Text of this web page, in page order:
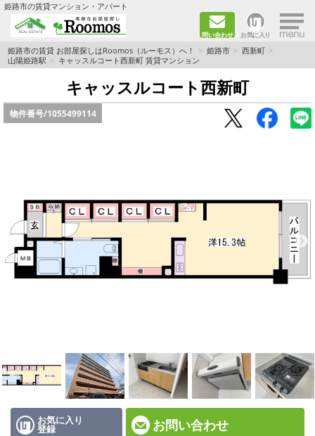
姫路市の賃貸マンション・アパート
問い合わせ お気に入り ×
TOPページ
ファミリー向けの部屋を探す
一人暮らし向けの部屋を探す
敷金礼金0円の部屋を探す
都市ガス&オール電化の部屋を探す
☆インターネット無料物件☆
☆敷金·礼金0円物件☆
路線·駅から探す
姫路市の賃貸 お部屋探しはRoomos（ルーモス）へ！ 姫路市
西新町
山陽姫路駅
キャッスルコート西新町 賃貸マンション
キャッスルコート西新町
物件番号/1055499114
お気に入り
登録 お問い合わせ